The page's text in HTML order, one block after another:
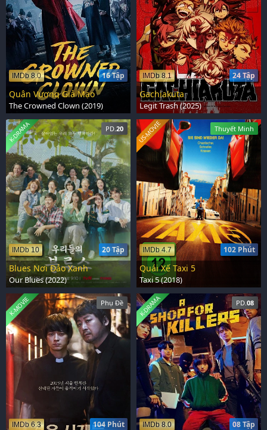
16 Tập
IMDb 8.0
Quân Vương Giả Mạo
The Crowned Clown (2019)
24 Tập
IMDb 8.1
Gachiakuta
Legit Trash (2025)
PD.20
20 Tập
IMDb 10
K-DRAMA
Blues Nơi Đảo Xanh
Our Blues (2022)
Thuyết Minh
102 Phút
IMDb 4.7
US-MOVIE
Quái Xế Taxi 5
Taxi 5 (2018)
Phụ Đề
104 Phút
IMDb 6.3
K-MOVIE PD.08
08 Tập
IMDb 8.0
K-DRAMA